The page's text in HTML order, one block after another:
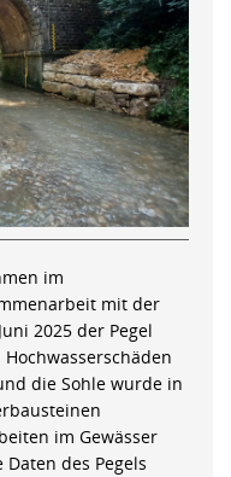
im
mit der
2025 der Pegel
die Sohle wurde in
im Gewässer
des Pegels